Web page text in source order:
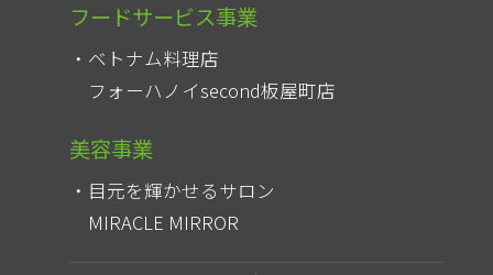
フードサービス事業
ベトナム料理店
フォーハノイsecond板屋町店
美容事業
目元を輝かせるサロン
MIRACLE MIRROR